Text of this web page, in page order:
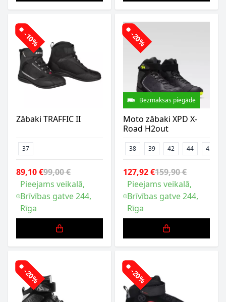
-10%
Zābaki TRAFFIC II
37
89,10 €99,00 €
Pieejams veikalā,
Brīvības gatve 244,
Rīga
-20%
Bezmaksas piegāde
Moto zābaki XPD X-
Road H2out
38 39 42 44 45
127,92 €159,90 €
Pieejams veikalā,
Brīvības gatve 244,
Rīga
-20% -20%